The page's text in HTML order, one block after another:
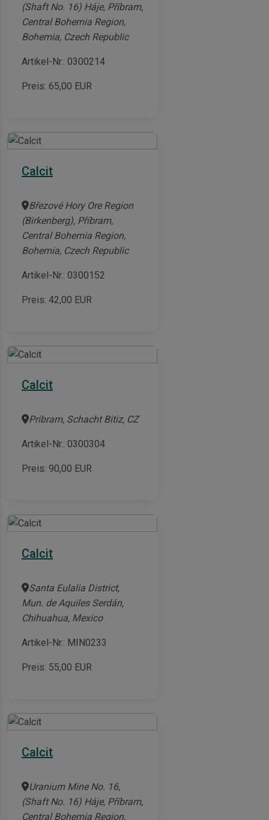
(Shaft No. 16) Háje, Příbram,
Central Bohemia Region,
Bohemia, Czech Republic
Artikel-Nr.: 0300214
Preis: 65,00 EUR
Calcit
Březové Hory Ore Region
(Birkenberg), Příbram,
Central Bohemia Region,
Bohemia, Czech Republic
Artikel-Nr.: 0300152
Preis: 42,00 EUR
Calcit
Pribram, Schacht Bitiz, CZ
Artikel-Nr.: 0300304
Preis: 90,00 EUR
Calcit
Santa Eulalia District,
Mun. de Aquiles Serdán,
Chihuahua, Mexico
Artikel-Nr.: MIN0233
Preis: 55,00 EUR
Calcit
Uranium Mine No. 16,
(Shaft No. 16) Háje, Příbram,
Central Bohemia Region,